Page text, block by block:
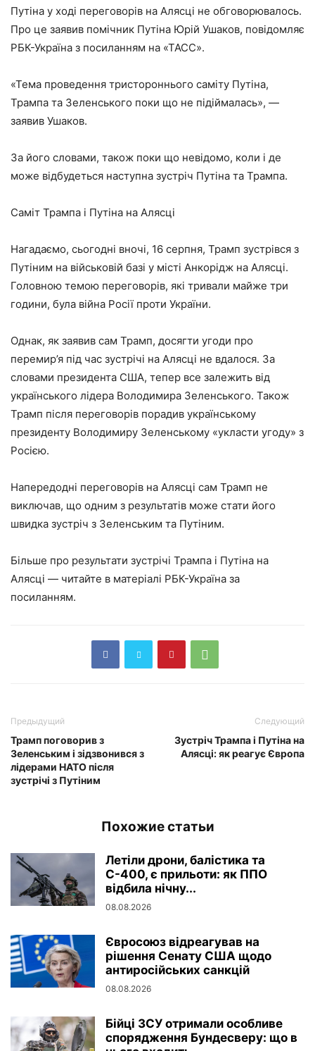
Путіна у ході переговорів на Алясці не обговорювалось.
Про це заявив помічник Путіна Юрій Ушаков, повідомляє
РБК-Україна з посиланням на «ТАСС».
«Тема проведення тристороннього саміту Путіна,
Трампа та Зеленського поки що не підіймалась», —
заявив Ушаков.
За його словами, також поки що невідомо, коли і де
може відбудеться наступна зустріч Путіна та Трампа.
Саміт Трампа і Путіна на Алясці
Нагадаємо, сьогодні вночі, 16 серпня, Трамп зустрівся з
Путіним на військовій базі у місті Анкорідж на Алясці.
Головною темою переговорів, які тривали майже три
години, була війна Росії проти України.
Однак, як заявив сам Трамп, досягти угоди про
перемир’я під час зустрічі на Алясці не вдалося. За
словами президента США, тепер все залежить від
українського лідера Володимира Зеленського. Також
Трамп після переговорів порадив українському
президенту Володимиру Зеленському «укласти угоду» з
Росією.
Напередодні переговорів на Алясці сам Трамп не
виключав, що одним з результатів може стати його
швидка зустріч з Зеленським та Путіним.
Більше про результати зустрічі Трампа і Путіна на
Алясці — читайте в матеріалі РБК-Україна за
посиланням.
Предыдущий
Трамп поговорив з
Зеленським і зідзвонився з
лідерами НАТО після
зустрічі з Путіним
Следующий
Зустріч Трампа і Путіна на
Алясці: як реагує Європа
Похожие статьи
Летіли дрони, балістика та
С-400, є прильоти: як ППО
відбила нічну...
08.08.2026
Євросоюз відреагував на
рішення Сенату США щодо
антиросійських санкцій
08.08.2026
Бійці ЗСУ отримали особливе
спорядження Бундесверу: що в